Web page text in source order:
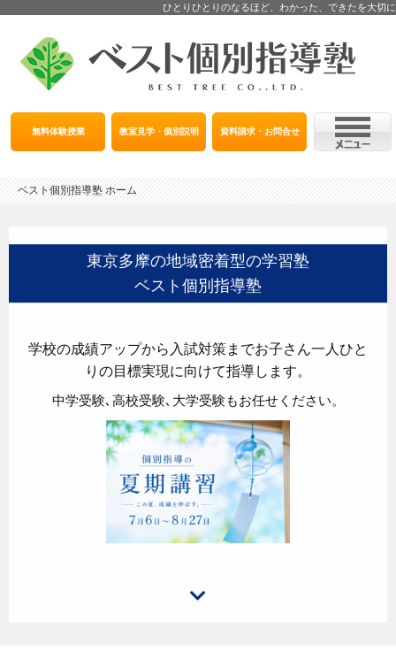
ひとりひとりのなるほど、わかった、できたを大切に
無料体験授業 教室見学・個別説明 資料請求・お問合せ
ベスト個別指導塾 ホーム
東京多摩の地域密着型の学習塾
ベスト個別指導塾
学校の成績アップから入試対策までお子さん一人ひと
りの目標実現に向けて指導します。
中学受験､高校受験､大学受験もお任せください。